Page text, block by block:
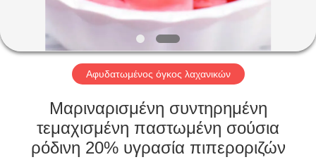
ΣΧΕΤΙΚΆ
ΜΕ
ΕΜΆΣ
ΕΠΙΣΚΈΨΕΙΣ
ΣΤΟ
ΕΡΓΟΣΤΆΣΙΟ
Αφυδατωμένος όγκος λαχανικών
Μαριναρισμένη συντηρημένη
τεμαχισμένη παστωμένη σούσια
ρόδινη 20% υγρασία πιπεροριζών